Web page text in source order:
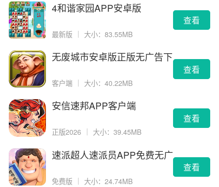
4和谐家园APP安卓版
最新版 ｜ 大小：83.55MB
查看
无废城市安卓版正版无广告下
客户端 大小：40.22MB
查看
安信速邦APP客户端
正版2026 大小：39.45MB
查看
速派超人速派员APP免费无广
免费版 ｜ 大小：24.74MB
查看